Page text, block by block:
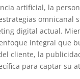
artificial, la
omnicanal
digital actual.
integral que
cliente, la
para captar su